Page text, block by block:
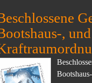
, und